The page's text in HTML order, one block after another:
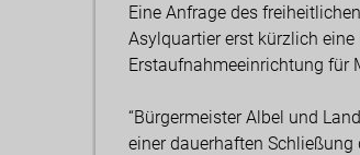
Eine Anfrage des
Asylquartier erst kürzlich
Erstaufnahmeeinrichtung für
“Bürgermeister Albel und
einer dauerhaften